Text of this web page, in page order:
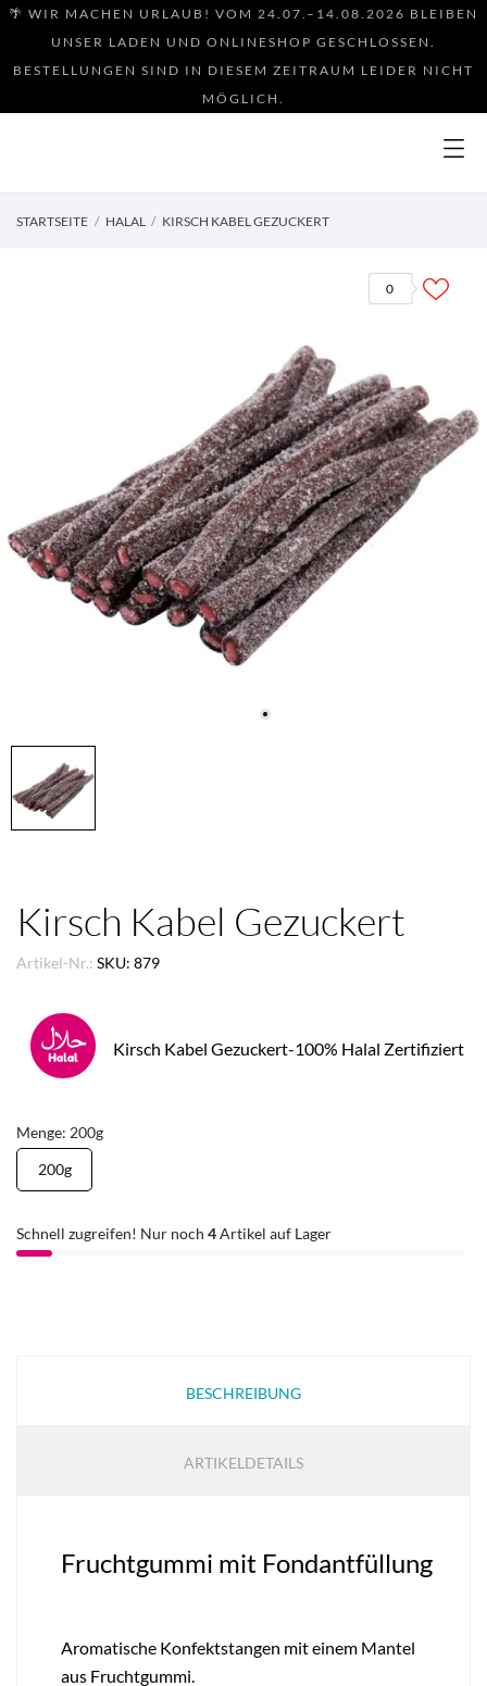
🌴 WIR MACHEN URLAUB! VOM 24.07.–14.08.2026 BLEIBEN
UNSER LADEN UND ONLINESHOP GESCHLOSSEN.
BESTELLUNGEN SIND IN DIESEM ZEITRAUM LEIDER NICHT
MÖGLICH.
STARTSEITE HALAL KIRSCH KABEL GEZUCKERT
0
Kirsch Kabel Gezuckert
Artikel-Nr.: SKU: 879
Kirsch Kabel Gezuckert-100% Halal Zertifiziert
Menge: 200g
200g
Schnell zugreifen! Nur noch 4Artikel auf Lager
BESCHREIBUNG
ARTIKELDETAILS
Fruchtgummi mit Fondantfüllung
Aromatische Konfektstangen mit einem Mantel
aus Fruchtgummi.